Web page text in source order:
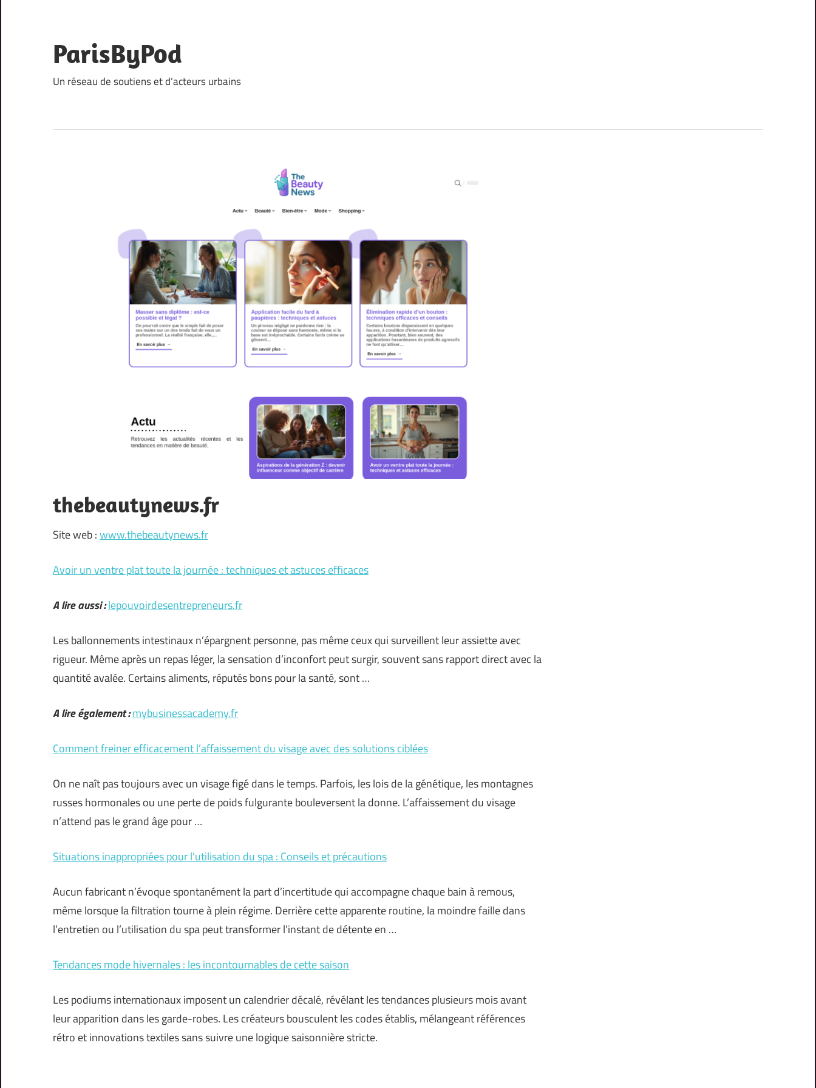
content
ParisByPod
Un réseau de soutiens et d’acteurs urbains
thebeautynews.fr
Site web :www.thebeautynews.fr
Avoir un ventre plat toute la journée : techniques et astuces efficaces
A lire aussi :lepouvoirdesentrepreneurs.fr
Les ballonnements intestinaux n’épargnent personne, pas même ceux qui surveillent leur assiette avec
rigueur. Même après un repas léger, la sensation d’inconfort peut surgir, souvent sans rapport direct avec la
quantité avalée. Certains aliments, réputés bons pour la santé, sont …
A lire également :mybusinessacademy.fr
Comment freiner efficacement l’affaissement du visage avec des solutions ciblées
On ne naît pas toujours avec un visage figé dans le temps. Parfois, les lois de la génétique, les montagnes
russes hormonales ou une perte de poids fulgurante bouleversent la donne. L’affaissement du visage
n’attend pas le grand âge pour …
Situations inappropriées pour l’utilisation du spa : Conseils et précautions
Aucun fabricant n’évoque spontanément la part d’incertitude qui accompagne chaque bain à remous,
même lorsque la filtration tourne à plein régime. Derrière cette apparente routine, la moindre faille dans
l’entretien ou l’utilisation du spa peut transformer l’instant de détente en …
Tendances mode hivernales : les incontournables de cette saison
Les podiums internationaux imposent un calendrier décalé, révélant les tendances plusieurs mois avant
leur apparition dans les garde-robes. Les créateurs bousculent les codes établis, mélangeant références
rétro et innovations textiles sans suivre une logique saisonnière stricte.